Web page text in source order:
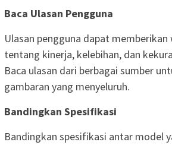
Baca Ulasan Pengguna
Ulasan pengguna dapat memberikan
tentang kinerja, kelebihan, dan
Baca ulasan dari berbagai sumber
gambaran yang menyeluruh.
Bandingkan Spesifikasi
Bandingkan spesifikasi antar model